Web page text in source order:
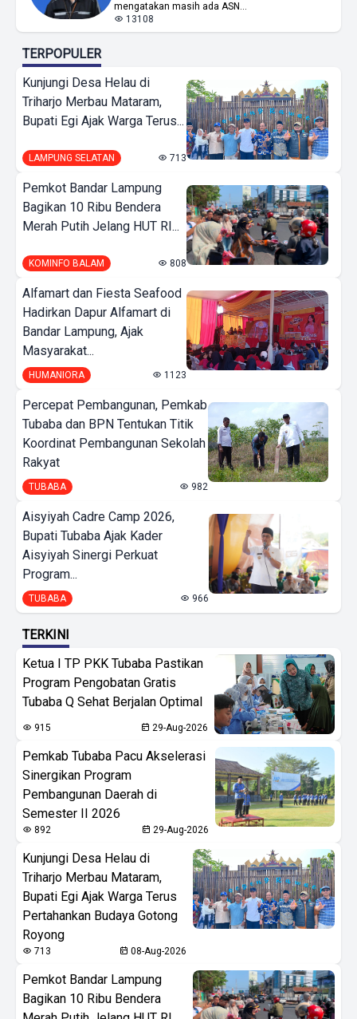
mengatakan masih ada ASN...
13108
TERPOPULER
Kunjungi Desa Helau di
Triharjo Merbau Mataram,
Bupati Egi Ajak Warga Terus...
LAMPUNG SELATAN 713
Pemkot Bandar Lampung
Bagikan 10 Ribu Bendera
Merah Putih Jelang HUT RI...
KOMINFO BALAM 808
Alfamart dan Fiesta Seafood
Hadirkan Dapur Alfamart di
Bandar Lampung, Ajak
Masyarakat...
HUMANIORA 1123
Percepat Pembangunan, Pemkab
Tubaba dan BPN Tentukan Titik
Koordinat Pembangunan Sekolah
Rakyat
TUBABA 982
Aisyiyah Cadre Camp 2026,
Bupati Tubaba Ajak Kader
Aisyiyah Sinergi Perkuat
Program...
TUBABA 966
TERKINI
Ketua I TP PKK Tubaba Pastikan
Program Pengobatan Gratis
Tubaba Q Sehat Berjalan Optimal
915 29-Aug-2026
Pemkab Tubaba Pacu Akselerasi
Sinergikan Program
Pembangunan Daerah di
Semester II 2026
892 29-Aug-2026
Kunjungi Desa Helau di
Triharjo Merbau Mataram,
Bupati Egi Ajak Warga Terus
Pertahankan Budaya Gotong
Royong
713 08-Aug-2026
Pemkot Bandar Lampung
Bagikan 10 Ribu Bendera